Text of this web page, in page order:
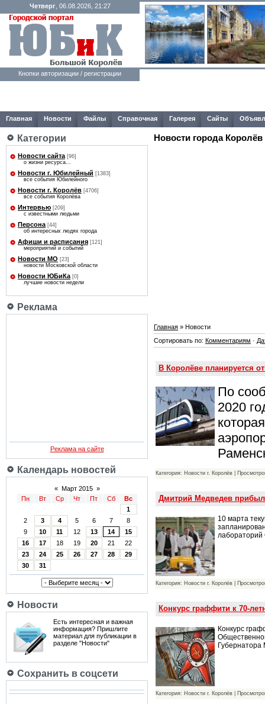
Четверг, 06.08.2026, 21:27
Кнопки авторизации / регистрации
Главная Новости Файлы Справочная Галерея Сайты
Категории
Новости сайта [96]
о жизни ресурса...
Новости г. Юбилейный [1383]
все события Юбилейного
Новости г. Королёв [4706]
все события Королёва
Интервью [209]
с известными людьми
Персона [44]
об интересных людях города
Афиши и расписания [121]
мероприятий и событий
Новости МО [23]
новости Московской области
Новости ЮБиКа [0]
лучшие новости недели
Реклама
Реклама на сайте
Календарь новостей
« Март 2015 »
Пн
Вт Ср Чт Пт Сб
Вс
1
2
3 4 5 6 7
8
9
10 11 12 13 14
15
16
17 18 19 20 21
22
23
24 25 26 27 28
29
30
31
Новости
Есть интересная и важная
информация? Пришлите
материал для публикации в
разделе "Новости"
Сохранить в соцсети
Новости города Королёв
Главная » Новости
Сортировать по: Комментариям ·
В Королёве планируется
По
2020
Категория: Новости г. Королёв |
Дмитрий Медведев
10 марта
Категория: Новости г. Королёв |
Конкурс граффити к 70-
Конкурс
Губернатора
Категория: Новости г. Королёв |